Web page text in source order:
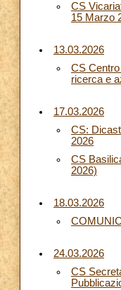
CS
15 Marzo
13.03.2026
CS Centro
ricerca e
17.03.2026
CS:
2026
CS
2026)
18.03.2026
24.03.2026
CS